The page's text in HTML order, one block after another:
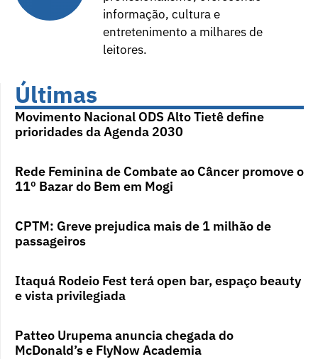
informação, cultura e
entretenimento a milhares de
leitores.
Últimas
Movimento Nacional ODS Alto Tietê define
prioridades da Agenda 2030
Rede Feminina de Combate ao Câncer promove o
11º Bazar do Bem em Mogi
CPTM: Greve prejudica mais de 1 milhão de
passageiros
Itaquá Rodeio Fest terá open bar, espaço beauty
e vista privilegiada
Patteo Urupema anuncia chegada do
McDonald’s e FlyNow Academia